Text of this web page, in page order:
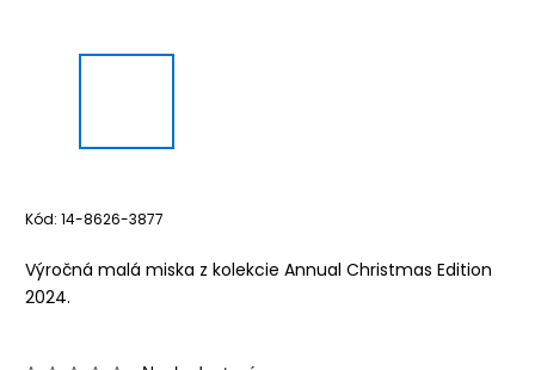
Kód: 14-8626-3877
Výročná malá miska z kolekcie Annual Christmas Edition
2024.